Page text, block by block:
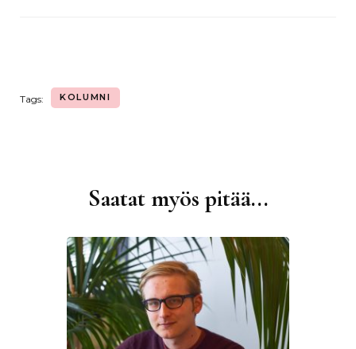
Tags: KOLUMNI
Saatat myös pitää...